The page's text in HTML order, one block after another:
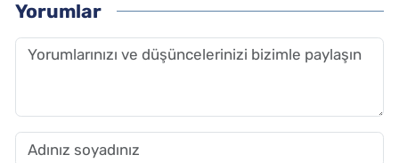
Yorumlar